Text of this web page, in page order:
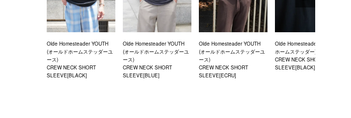
Olde Homesteader YOUTH
(オールドホームステッダーユ
ース)
CREW NECK SHORT
SLEEVE[BLACK]
Olde Homesteader YOUTH
(オールドホームステッダーユ
ース)
CREW NECK SHORT
SLEEVE[BLUE]
Olde Homesteader YOUTH
(オールドホームステッダーユ
ース)
CREW NECK SHORT
SLEEVE[ECRU]
Olde Homesteader (オールド
ホームステッダー)
CREW NECK SHORT
SLEEVE[BLACK]